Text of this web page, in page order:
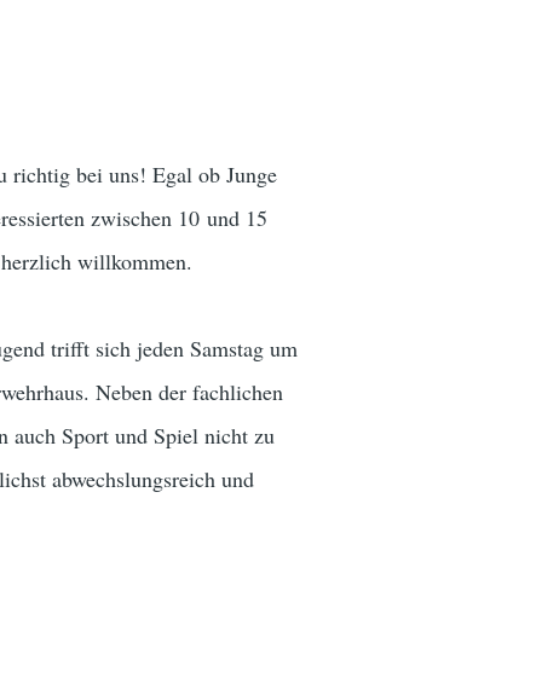
richtig bei uns! Egal ob Junge
zwischen 10 und 15
willkommen.
trifft sich jeden Samstag um
Neben der fachlichen
auch Sport und Spiel nicht zu
abwechslungsreich und